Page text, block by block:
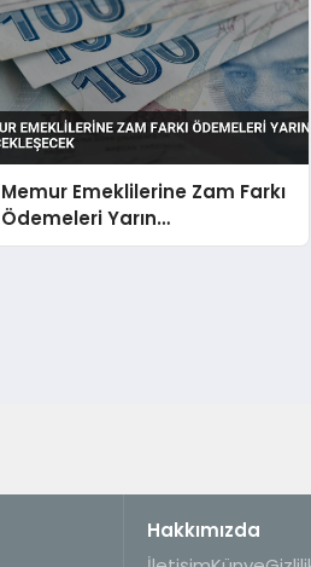
Memur Emeklilerine Zam Farkı
Ödemeleri Yarın
Gerçekleşecek
Hakkımızda